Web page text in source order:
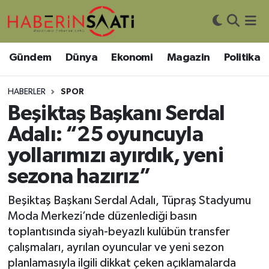
Gündem Dünya Ekonomi Magazin Politika
HABERLER SPOR
Beşiktaş Başkanı Serdal
Adalı: “25 oyuncuyla
yollarımızı ayırdık, yeni
sezona hazırız”
Beşiktaş Başkanı Serdal Adalı, Tüpraş Stadyumu
Moda Merkezi’nde düzenlediği basın
toplantısında siyah-beyazlı kulübün transfer
çalışmaları, ayrılan oyuncular ve yeni sezon
planlamasıyla ilgili dikkat çeken açıklamalarda
Asayiş
Bilim ve Teknoloji
Çevre
DIŞ HABER
Eğitim
Ekonomi
Genel
Nöbetçi Eczaneler
Hava Durumu
Trafik Durumu
Süper Lig Puan Durumu ve Fikstür
Tüm Manşetler
Son Dakika Haberleri
Haber Arşivi